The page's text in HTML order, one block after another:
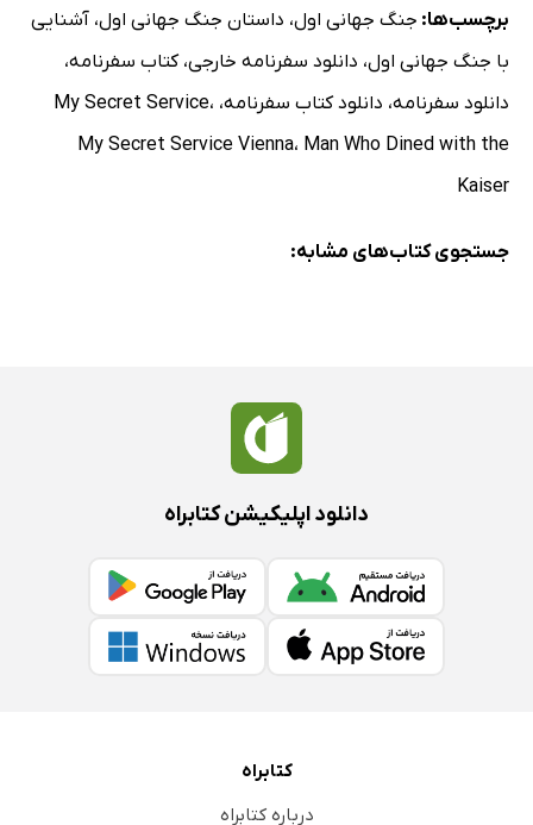
اعزام قشون به بغداد
صاحب‌منصبان آلمانی در لباس معمولی
فصل ششم: من به آسیای صغیر می‌روم
یک ایستگاه راه‌آهن شگفت‌انگیز
چطور باید به بغداد رسید
لزوم احتیاط
تنفر اهالی هامبورگ نسبت به انگلیسان
پس مانده آذوقه به اتریش و عثمانی فرستاده می‌شود
مراجعت من به قسطنطنیه
شهر عاجزان و مجروحین
من سلطان را می‌بینم
معروفیت انور پاشا و طلعت بیگ
برچسب‌ها: جنگ جهانی اول، داستان جنگ جهانی اول، آشنایی
با جنگ جهانی اول، دانلود سفرنامه خارجی،کتاب سفرنامه،
دانلود سفرنامه، دانلود کتاب سفرنامه، My Secret Service،
My Secret Service Vienna، Man Who Dined with the
Kaiser
جستجوی کتاب‌های مشابه:
دانلود اپلیکیشن کتابراه
کتابراه
درباره کتابراه